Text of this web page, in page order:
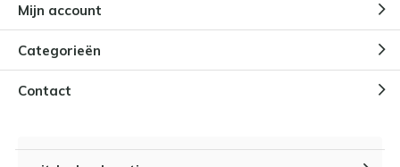
Mijn account
Categorieën
Contact